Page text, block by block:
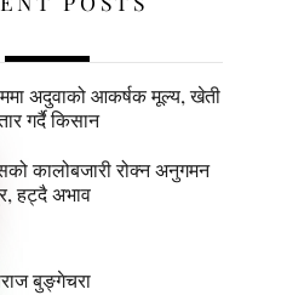
अदुवाको आकर्षक मूल्य, खेती
गर्दै किसान
कालोबजारी रोक्न अनुगमन
हट्दै अभाव
बुङ्गेचरा